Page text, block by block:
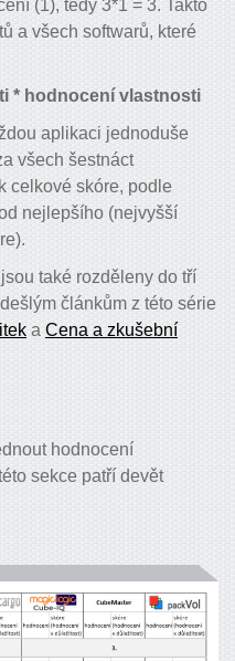
(1), tedy 3*1 = 3. Takto
a všech softwarů, které
* hodnocení vlastnosti
aplikaci jednoduše
všech šestnáct
celkové skóre, podle
nejlepšího (nejvyšší
také rozděleny do tří
článkům z této série
a Cena a zkušební
hodnocení
sekce patří devět